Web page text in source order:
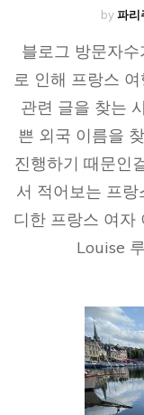
by파리
블로그 방문자
로 인해 프랑스
관련 글을 찾는
쁜 외국 이름을
진행하기 때문인
서 적어보는 프
디한 프랑스 여자
Louise